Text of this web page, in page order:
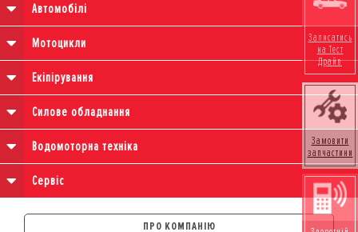
Автомобілі
Мотоцикли
Екіпірування
Силове обладнання
Водомоторна техніка
Сервіс
ПРО КОМПАНІЮ
Записатись
на Тест
Драйв
Замовити
запчастини